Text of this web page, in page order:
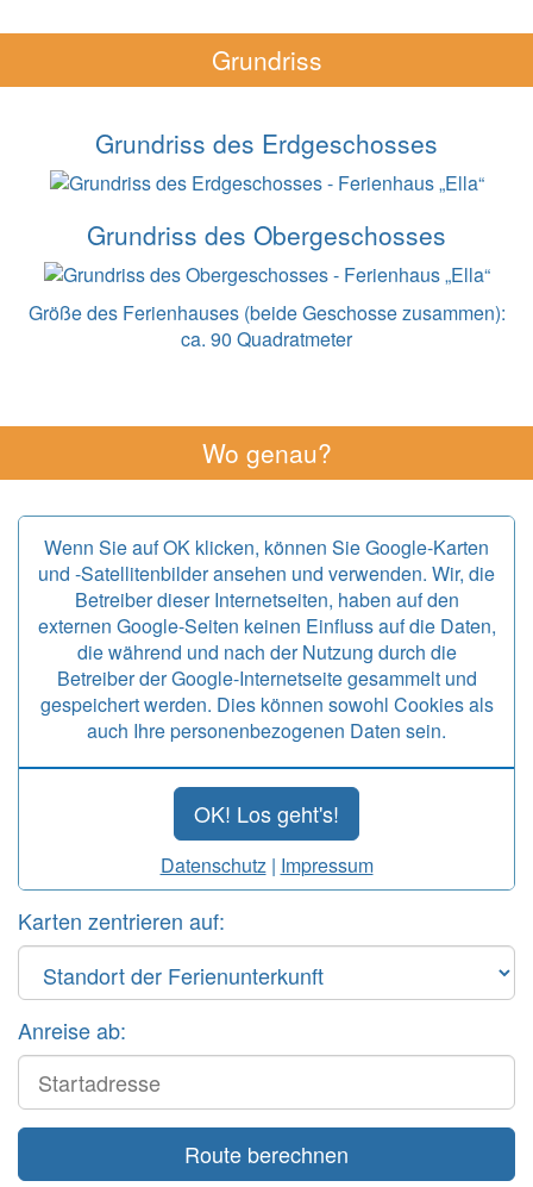
Grundriss
Grundriss des Erdgeschosses
Grundriss des Obergeschosses
Größe des Ferienhauses (beide Geschosse zusammen):
ca. 90 Quadratmeter
Wo genau?
Wenn Sie auf OK klicken, können Sie Google-Karten
und -Satellitenbilder ansehen und verwenden. Wir, die
Betreiber dieser Internetseiten, haben auf den
externen Google-Seiten keinen Einfluss auf die Daten,
die während und nach der Nutzung durch die
Betreiber der Google-Internetseite gesammelt und
gespeichert werden. Dies können sowohl Cookies als
auch Ihre personenbezogenen Daten sein.
OK! Los geht's!
Datenschutz| Impressum
Karten zentrieren auf:
Anreise ab:
Start
Route berechnen